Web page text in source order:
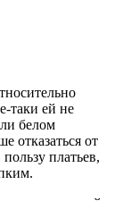
таки ей не
белом
отказаться от
платьев,